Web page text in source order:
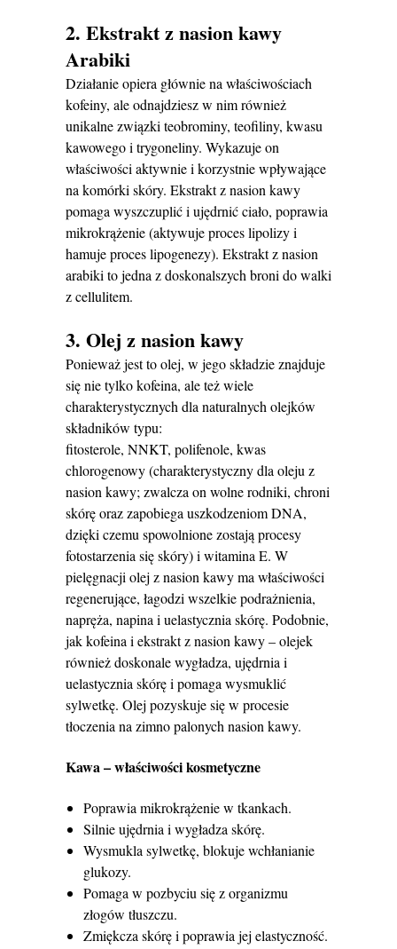
2. Ekstrakt z nasion kawy
Arabiki
Działanie opiera głównie na właściwościach
kofeiny, ale odnajdziesz w nim również
unikalne związki teobrominy, teofiliny, kwasu
kawowego i trygoneliny. Wykazuje on
właściwości aktywnie i korzystnie wpływające
na komórki skóry. Ekstrakt z nasion kawy
pomaga wyszczuplić i ujędrnić ciało, poprawia
mikrokrążenie (aktywuje proces lipolizy i
hamuje proces lipogenezy). Ekstrakt z nasion
arabiki to jedna z doskonalszych broni do walki
z cellulitem.
3. Olej z nasion kawy
Ponieważ jest to olej, w jego składzie znajduje
się nie tylko kofeina, ale też wiele
charakterystycznych dla naturalnych olejków
składników typu:
fitosterole, NNKT, polifenole, kwas
chlorogenowy (charakterystyczny dla oleju z
nasion kawy; zwalcza on wolne rodniki, chroni
skórę oraz zapobiega uszkodzeniom DNA,
dzięki czemu spowolnione zostają procesy
fotostarzenia się skóry) i witamina E. W
pielęgnacji olej z nasion kawy ma właściwości
regenerujące, łagodzi wszelkie podrażnienia,
napręża, napina i uelastycznia skórę. Podobnie,
jak kofeina i ekstrakt z nasion kawy – olejek
również doskonale wygładza, ujędrnia i
uelastycznia skórę i pomaga wysmuklić
sylwetkę. Olej pozyskuje się w procesie
tłoczenia na zimno palonych nasion kawy.
Kawa – właściwości kosmetyczne
Poprawia mikrokrążenie w tkankach.
Silnie ujędrnia i wygładza skórę.
Wysmukla sylwetkę, blokuje wchłanianie
glukozy.
Pomaga w pozbyciu się z organizmu
złogów tłuszczu.
Zmiękcza skórę i poprawia jej elastyczność.